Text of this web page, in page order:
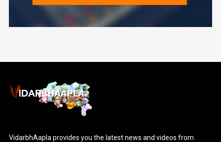
VidarbhAapla provides you the latest news and videos from